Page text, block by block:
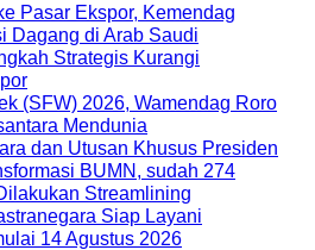
Pasar Ekspor, Kemendag
Dagang di Arab Saudi
Strategis Kurangi
(SFW) 2026, Wamendag Roro
Mendunia
dan Utusan Khusus Presiden
BUMN, sudah 274
Streamlining
Siap Layani
14 Agustus 2026